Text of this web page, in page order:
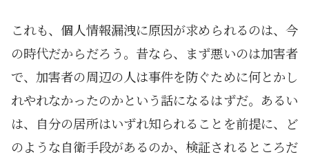
これも、個人情報漏洩に原因が求められるのは、今
の時代だからだろう。昔なら、まず悪いのは加害者
で、加害者の周辺の人は事件を防ぐために何とかし
れやれなかったのかという話になるはずだ。あるい
は、自分の居所はいずれ知られることを前提に、ど
のような自衛手段があるのか、検証されるところだ